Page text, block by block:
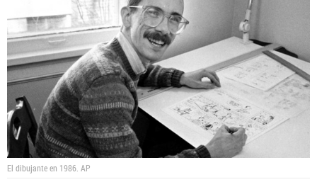
El dibujante en 1986. AP